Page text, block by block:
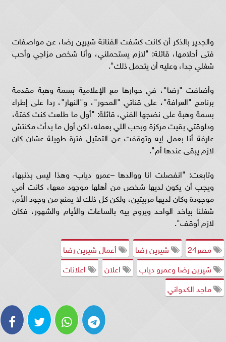
والجدير بالذكر أن كانت كشفت الفنانة شيرين رضا، عن مواصفات
فتى أحلامها، قائلة: "لازم يستحملني، وأنا شخص مزاجي وأحب
شغلي جدا، وعليه أن يتحمل ذلك".
وأضافت "رضا"، في حوارها مع الإعلامية بسمة وهبة مقدمة
برنامج "العرافة"، على قناتي "المحور"، و"النهار"، ردا على إطراء
بسمة وهبة على نضجها الفني، قائلة: "أول ما طلعت كنت كفتة،
ودلوقتي بقيت مركزة وبحب اللي بعمله، لكن أول ما بدأت مكنتش
عارفة أنا بعمل إيه وتوقفت عن التمثيل فترة طويلة عشان كان
لازم يبقى عندها أم".
وتابعت: "انفصلت انا ووالدها –عمرو دياب- وهذا ليس بذنبها،
ويجب أن يكون لديها شخص من أهلها موجود معها، كانت أمي
موجودة وكان لديها مربيتين، ولكن كل ذلك لا يمنع من وجود الأم،
شغلنا بياخد الواحد ويروح بيه بالساعات والأيام والشهور، فكان
لازم أوقف".
مصر24
شيرين رضا
أعمال شيرين رضا
شيرين رضا وعمرو دياب
اعلان
اعلانات
ماجد الكدواني